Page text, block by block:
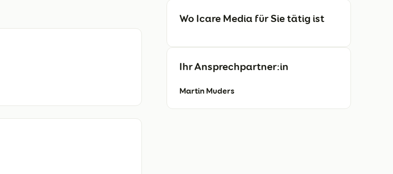
Wo Icare Media für Sie tätig ist
Ihr Ansprechpartner:in
Martin Muders